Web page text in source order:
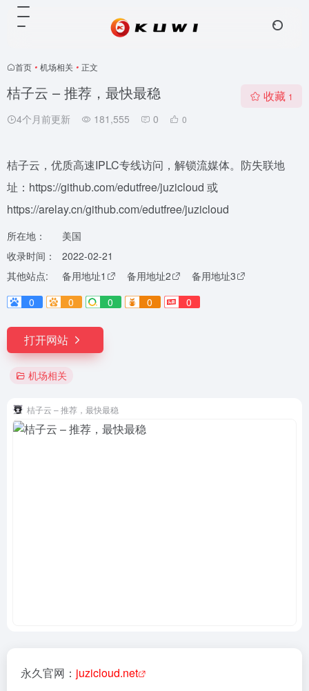
首页 • 机场相关 • 正文
桔子云 – 推荐，最快最稳
4个月前更新 181,555 0 0
收藏 1
桔子云，优质高速IPLC专线访问，解锁流媒体。防失联地
址：https://github.com/edutfree/juzicloud 或
https://arelay.cn/github.com/edutfree/juzicloud
所在地：
美国
收录时间：
2022-02-21
其他站点:
备用地址1 备用地址2
备用地址3
0
0 0 0 0
打开网站
机场相关
桔子云 – 推荐，最快最稳
永久官网： juzicloud.net